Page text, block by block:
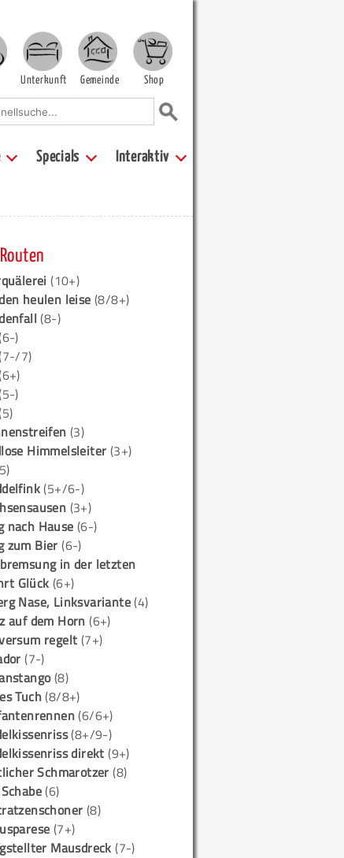
Unterkunft Gemeinde Shop
Specials Interaktiv
(10+)
heulen leise(8/8+)
(8-)
)
7)
)
(3)
Himmelsleiter (3+)
(5+/6-)
(3+)
nach Hause (6-)
zum Bier (6-)
in der letzten
Glück (6+)
Nase, Linksvariante(4)
auf dem Horn (6+)
regelt (7+)
(7-)
(8)
Tuch(8/8+)
(6/6+)
(8+/9-)
direkt (9+)
Schmarotzer (8)
(6)
(8)
(7+)
Mausdreck (7-)